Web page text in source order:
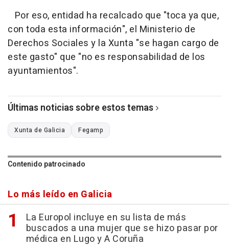
Por eso, entidad ha recalcado que "toca ya que,
con toda esta información", el Ministerio de
Derechos Sociales y la Xunta "se hagan cargo de
este gasto" que "no es responsabilidad de los
ayuntamientos".
Últimas noticias sobre estos temas
Xunta de Galicia Fegamp
Contenido patrocinado
Lo más leído en Galicia
La Europol incluye en su lista de más
buscados a una mujer que se hizo pasar por
médica en Lugo y A Coruña